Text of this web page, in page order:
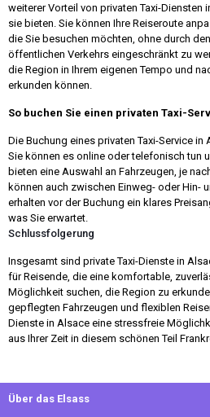
weiterer Vorteil von privaten Taxi-Diensten
sie bieten. Sie können Ihre Reiseroute
die Sie besuchen möchten, ohne durch
öffentlichen Verkehrs eingeschränkt zu
die Region in Ihrem eigenen Tempo und
erkunden können.
So buchen Sie einen privaten Taxi-
Die Buchung eines privaten Taxi-Service
Sie können es online oder telefonisch tun
bieten eine Auswahl an Fahrzeugen, je
können auch zwischen Einweg- oder Hin-
erhalten vor der Buchung ein klares
was Sie erwartet.
Schlussfolgerung
Insgesamt sind private Taxi-Dienste in
für Reisende, die eine komfortable,
Möglichkeit suchen, die Region zu
gepflegten Fahrzeugen und flexiblen
Dienste in Alsace eine stressfreie
aus Ihrer Zeit in diesem schönen Teil
Über das Elsass